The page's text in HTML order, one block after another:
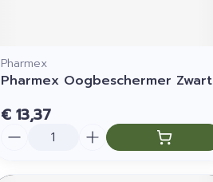
Pharmex
Pharmex Oogbeschermer Zwart
€ 13,37